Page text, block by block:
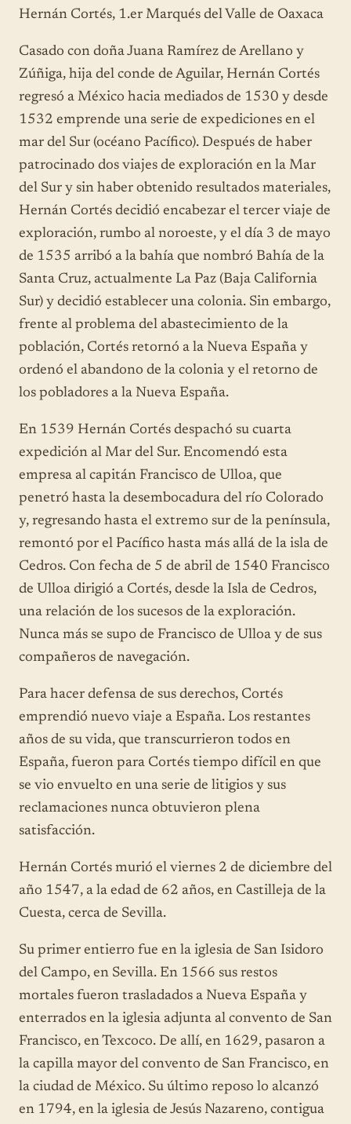
Hernán Cortés, 1.er Marqués del Valle de Oaxaca
Casado con doña Juana Ramírez de Arellano y
Zúñiga, hija del conde de Aguilar, Hernán Cortés
regresó a México hacia mediados de 1530 y desde
1532 emprende una serie de expediciones en el
mar del Sur (océano Pacífico). Después de haber
patrocinado dos viajes de exploración en la Mar
del Sur y sin haber obtenido resultados materiales,
Hernán Cortés decidió encabezar el tercer viaje de
exploración, rumbo al noroeste, y el día 3 de mayo
de 1535 arribó a la bahía que nombró Bahía de la
Santa Cruz, actualmente La Paz (Baja California
Sur) y decidió establecer una colonia. Sin embargo,
frente al problema del abastecimiento de la
población, Cortés retornó a la Nueva España y
ordenó el abandono de la colonia y el retorno de
los pobladores a la Nueva España.
En 1539 Hernán Cortés despachó su cuarta
expedición al Mar del Sur. Encomendó esta
empresa al capitán Francisco de Ulloa, que
penetró hasta la desembocadura del río Colorado
y, regresando hasta el extremo sur de la península,
remontó por el Pacífico hasta más allá de la isla de
Cedros. Con fecha de 5 de abril de 1540 Francisco
de Ulloa dirigió a Cortés, desde la Isla de Cedros,
una relación de los sucesos de la exploración.
Nunca más se supo de Francisco de Ulloa y de sus
compañeros de navegación.
Para hacer defensa de sus derechos, Cortés
emprendió nuevo viaje a España. Los restantes
años de su vida, que transcurrieron todos en
España, fueron para Cortés tiempo difícil en que
se vio envuelto en una serie de litigios y sus
reclamaciones nunca obtuvieron plena
satisfacción.
Hernán Cortés murió el viernes 2 de diciembre del
año 1547, a la edad de 62 años, en Castilleja de la
Cuesta, cerca de Sevilla.
Su primer entierro fue en la iglesia de San Isidoro
del Campo, en Sevilla. En 1566 sus restos
mortales fueron trasladados a Nueva España y
enterrados en la iglesia adjunta al convento de San
Francisco, en Texcoco. De allí, en 1629, pasaron a
la capilla mayor del convento de San Francisco, en
la ciudad de México. Su último reposo lo alcanzó
en 1794, en la iglesia de Jesús Nazareno, contigua